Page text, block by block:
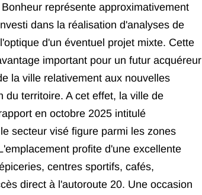
représente approximativement
dans la réalisation d'analyses de
d'un éventuel projet mixte. Cette
important pour un futur acquéreur
la ville relativement aux nouvelles
territoire. A cet effet, la ville de
en octobre 2025 intitulé
secteur visé figure parmi les zones
profite d'une excellente
centres sportifs, cafés,
direct à l'autoroute 20. Une occasion